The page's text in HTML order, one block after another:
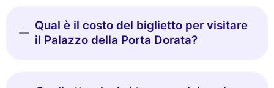
Qual è il costo del biglietto per visitare
il Palazzo della Porta Dorata?